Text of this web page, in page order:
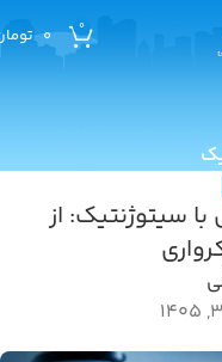
0
0
سیتوژنتیک: از